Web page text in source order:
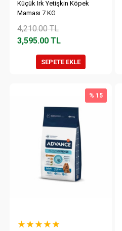
Küçük Irk Yetişkin Köpek
Maması 7 KG
4,210.00TL
3,595.00TL
SEPETE EKLE
★★★★★
% 15